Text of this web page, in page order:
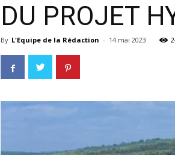
DU PROJET
By L'Equipe de la Rédaction - 14 mai 2023